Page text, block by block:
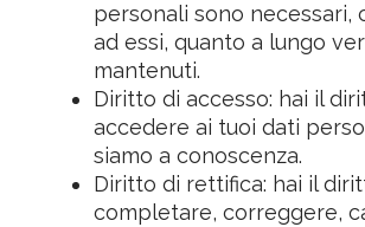
personali sono necessari,
ad essi, quanto a lungo
mantenuti.
Diritto di accesso: hai il
accedere ai tuoi dati
siamo a conoscenza.
Diritto di rettifica: hai il
completare, correggere,